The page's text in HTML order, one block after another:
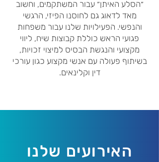
״הסלע האיתן״ עבור המשתקמים, וחשוב
מאד לדאוג גם לחוסנו הפיזי, הרגשי
והנפשי. הפעילויות שלנו עבור משפחות
פגועי הראש כוללת קבוצות שיח, ליווי
מקצועי והנגשת הבסיס למיצוי זכויות,
בשיתוף פעולה עם אנשי מקצוע כגון עורכי
דין וקלינאים.
האירועים שלנו